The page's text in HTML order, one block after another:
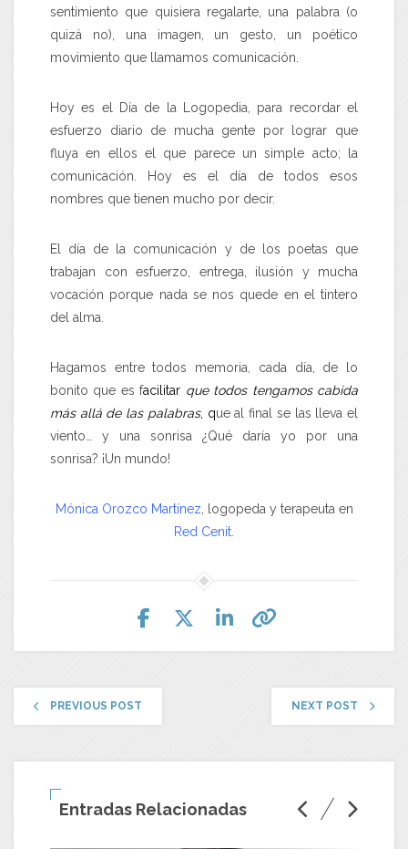
sentimiento que quisiera regalarte, una palabra (o
quizá no), una imagen, un gesto, un poético
movimiento que llamamos comunicación.
Hoy es el Día de la Logopedia, para recordar el
esfuerzo diario de mucha gente por lograr que
fluya en ellos el que parece un simple acto; la
comunicación. Hoy es el día de todos esos
nombres que tienen mucho por decir.
El día de la comunicación y de los poetas que
trabajan con esfuerzo, entrega, ilusión y mucha
vocación porque nada se nos quede en el tintero
del alma.
Hagamos entre todos memoria, cada día, de lo
bonito que es facilitar que todos tengamos cabida
más allá de las palabras, que al final se las lleva el
viento… y una sonrisa ¿Qué daría yo por una
sonrisa? ¡Un mundo!
Mónica Orozco Martínez , logopeda y terapeuta en
Red Cenit.
PREVIOUS POST NEXT POST
Entradas Relacionadas